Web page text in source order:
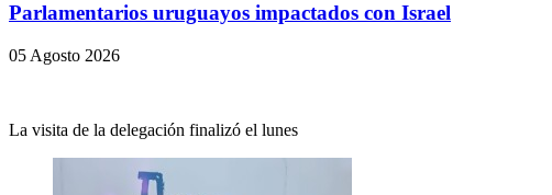
Parlamentarios uruguayos impactados con Israel
05 Agosto 2026
La visita de la delegación finalizó el lunes